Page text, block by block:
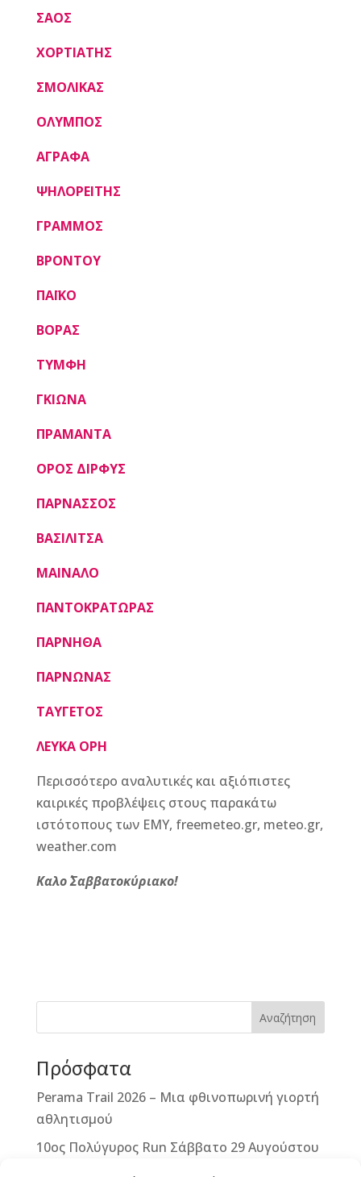
ΣΑΟΣ
ΧΟΡΤΙΑΤΗΣ
ΣΜΟΛΙΚΑΣ
ΟΛΥΜΠΟΣ
ΑΓΡΑΦΑ
ΨΗΛΟΡΕΙΤΗΣ
ΓΡΑΜΜΟΣ
ΒΡΟΝΤΟΥ
ΠΑΪΚΟ
ΒΟΡΑΣ
ΤΥΜΦΗ
ΓΚΙΩΝΑ
ΠΡΑΜΑΝΤΑ
ΟΡΟΣ ΔΙΡΦΥΣ
ΠΑΡΝΑΣΣΟΣ
ΒΑΣΙΛΙΤΣΑ
ΜΑΙΝΑΛΟ
ΠΑΝΤΟΚΡΑΤΩΡΑΣ
ΠΑΡΝΗΘΑ
ΠΑΡΝΩΝΑΣ
ΤΑΥΓΕΤΟΣ
ΛΕΥΚΑ ΟΡΗ
Περισσότερο αναλυτικές και αξιόπιστες
καιρικές προβλέψεις στους παρακάτω
ιστότοπους των ΕΜΥ, freemeteo.gr, meteo.gr,
weather.com
Καλο΄ Σαββατοκύριακο!
e
o
k
e
e
r
r l ter
Αναζήτηση
Πρόσφατα
Perama Trail 2026 – Μια φθινοπωρινή γιορτή
αθλητισμού
10ος Πολύγυρος Run Σάββατο 29 Αυγούστου